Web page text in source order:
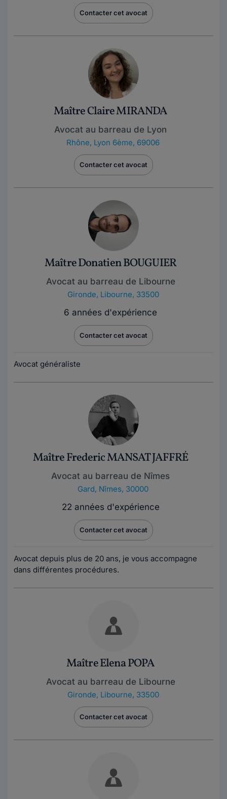
Contacter cet avocat
Maître Claire MIRANDA
Avocat au barreau de Lyon
Rhône, Lyon 6ème, 69006
Contacter cet avocat
Maître Donatien BOUGUIER
Avocat au barreau de Libourne
Gironde, Libourne, 33500
6 années d'expérience
Contacter cet avocat
Avocat généraliste
Maître Frederic MANSAT JAFFRÉ
Avocat au barreau de Nîmes
Gard, Nîmes, 30000
22 années d'expérience
Contacter cet avocat
Avocat depuis plus de 20 ans, je vous accompagne
dans différentes procédures.
Maître Elena POPA
Avocat au barreau de Libourne
Gironde, Libourne, 33500
Contacter cet avocat